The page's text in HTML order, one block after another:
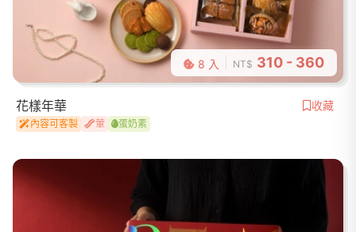
8 入 NT$ 310 - 360
花樣年華 收藏
內容可客製 葷 蛋奶素